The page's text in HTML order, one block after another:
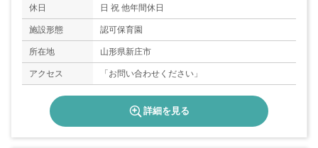
休日 日 祝 他年間休日
施設形態 認可保育園
所在地 山形県新庄市
アクセス 「お問い合わせください」
詳細を見る